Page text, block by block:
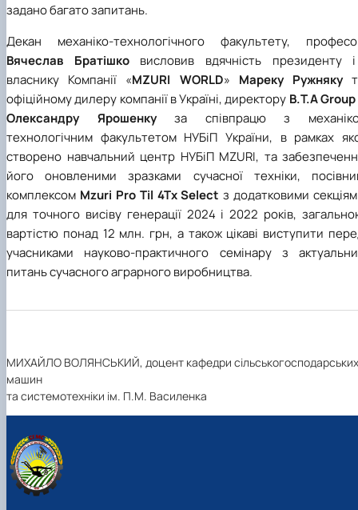
задано багато запитань.
Декан механіко-технологічного факультету,
Вячеслав Братішковисловив вдячність президенту і
власнику Компанії «MZURI WORLD» Мареку Ружняку
офіційному дилеру компанії в Україні, директору B.T.A Group
Олександру Ярошенкуза співпрацю з
технологічним факультетом НУБіП України, в рамках
створено навчальний центр НУБіП MZURI, та
його
оновленими зразками сучасної техніки,
комплексом Mzuri Pro Til 4Tx Selectз додатковими
для точного висіву генерації 2024 і 2022 років,
вартістю понад 12 млн. грн, а також цікаві виступити
учасниками науково-практичного семінару з
питань сучасного аграрного виробництва.
МИХАЙЛО ВОЛЯНСЬКИЙ, доцент кафедри сільськогосподарських
машин
та системотехніки ім. П.М. Василенка